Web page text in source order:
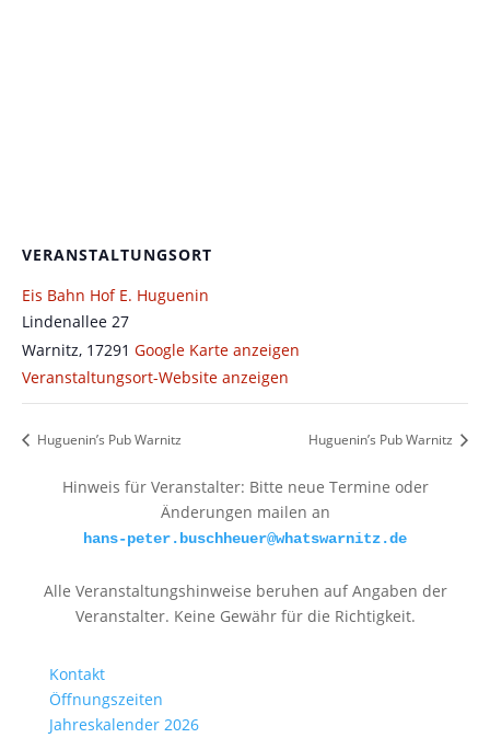
VERANSTALTUNGSORT
Eis Bahn Hof E. Huguenin
Lindenallee 27
Warnitz, 17291 Google Karte anzeigen
Veranstaltungsort-Website anzeigen
Huguenin’s Pub Warnitz Huguenin’s Pub Warnitz
Hinweis für Veranstalter: Bitte neue Termine oder
Änderungen mailen an
hans-peter.buschheuer@whatswarnitz.de
Alle Veranstaltungshinweise beruhen auf Angaben der
Veranstalter. Keine Gewähr für die Richtigkeit.
Kontakt
Öffnungszeiten
Jahreskalender 2026